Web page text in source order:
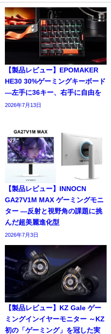
【製品レビュー】EPOMAKER
HE30 30%ゲーミングキーボード
―左手に36キー、右手に自由を
2026年7月13日
【製品レビュー】INNOCN
GA27V1M MAX ゲーミングモニ
ター ―反射と視野角の課題に挑
んだ超美麗進化型
2026年7月3日
【製品レビュー】KZ Gale ゲー
ミングインイヤーモニター ～KZ
初の「ゲーミング」を冠した実